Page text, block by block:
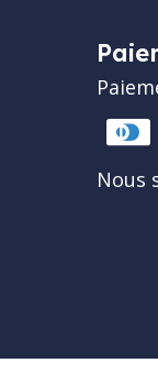
Nous